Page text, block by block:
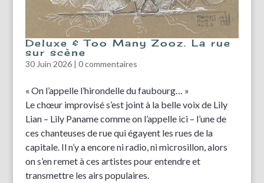
Deluxe & Too Many Zooz. La rue
sur scène
30 Juin 2026| 0 commentaires
« On l’appelle l’hirondelle du faubourg… »
Le chœur improvisé s’est joint à la belle voix de Lily
Lian – Lily Paname comme on l’appelle ici – l’une de
ces chanteuses de rue qui égayent les rues de la
capitale. Il n’y a encore ni radio, ni microsillon, alors
on s’en remet à ces artistes pour entendre et
transmettre les airs populaires.